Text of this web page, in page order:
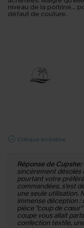
niveau de la poitrine...
défaut de couture.
Critique Incitative
Réponse de Cupshe:
sincèrement désolés
pourtant votre
commandées, s'est
une seule utilisation.
immense déception :
pièce "coup de cœur"
coupe vous allait
confection textile,